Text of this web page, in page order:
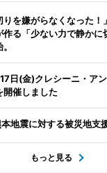
りを嫌がらなくなった
作る「少ない力で静かに
17日(金)クレシーニ・ア
開催しました
地震に対する被災地支
もっと見る